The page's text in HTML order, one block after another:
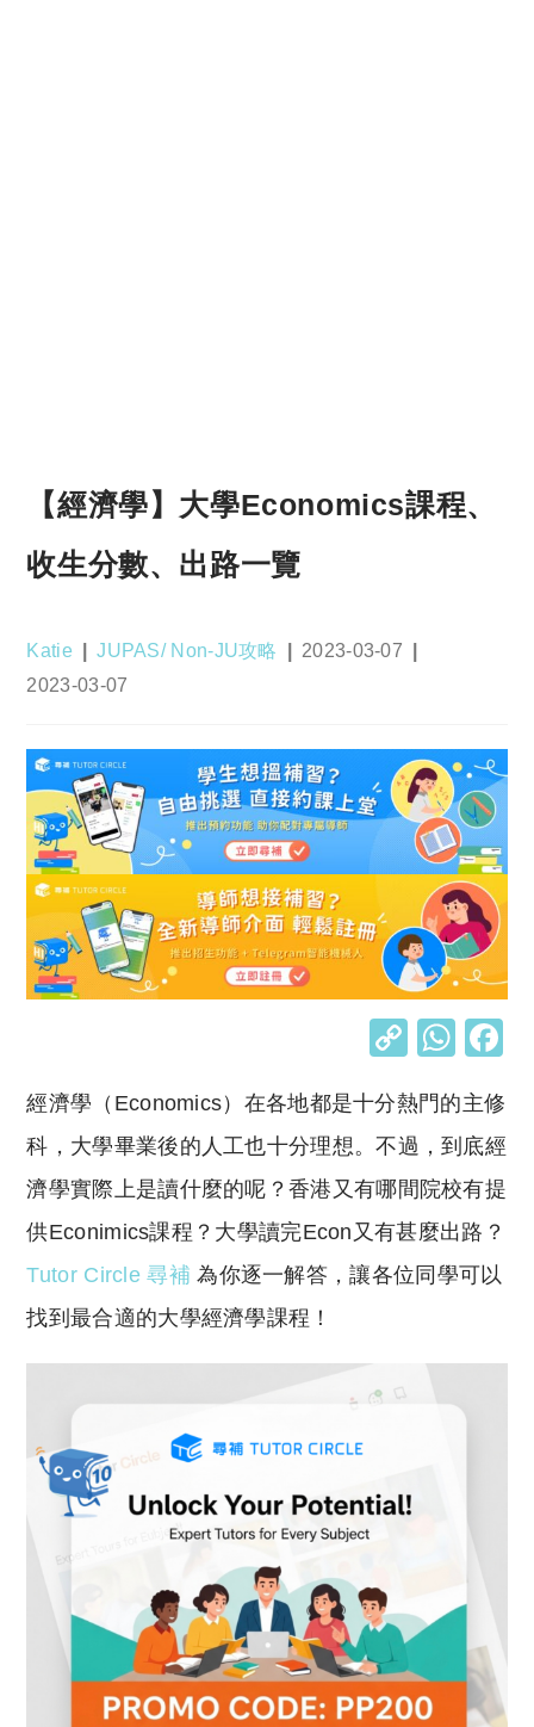
【經濟學】大學Economics課程、
收生分數、出路一覽
Post
Katie
Post
JUPAS/ Non-JU攻略
Post
2023-03-07
Post
2023-03-07
C
p
y
Li
n
k
W
at
s
A
p
p
經濟學（Economics）在各地都是十分熱門的主修
科，大學畢業後的人工也十分理想。不過，到底經
濟學實際上是讀什麼的呢？香港又有哪間院校有提
供Econimics課程？大學讀完Econ又有甚麼出路？
Tutor Circle 尋補 為你逐一解答，讓各位同學可以
找到最合適的大學經濟學課程！